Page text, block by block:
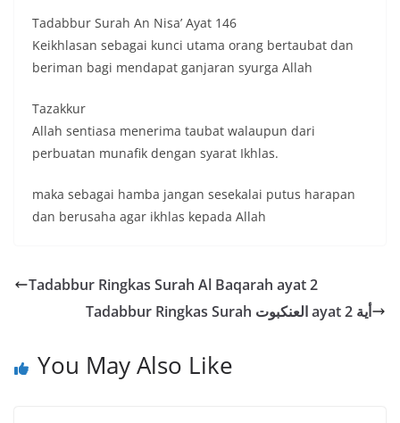
Tadabbur Surah An Nisa’ Ayat 146
Keikhlasan sebagai kunci utama orang bertaubat dan
beriman bagi mendapat ganjaran syurga Allah
Tazakkur
Allah sentiasa menerima taubat walaupun dari
perbuatan munafik dengan syarat Ikhlas.
maka sebagai hamba jangan sesekalai putus harapan
dan berusaha agar ikhlas kepada Allah
Tadabbur Ringkas Surah Al Baqarah ayat 2
Tadabbur Ringkas Surah العنكبوت ayat أية 2
You May Also Like